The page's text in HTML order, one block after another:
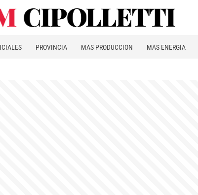
PROVINCIA MÁS PRODUCCIÓN MÁS ENERGÍA